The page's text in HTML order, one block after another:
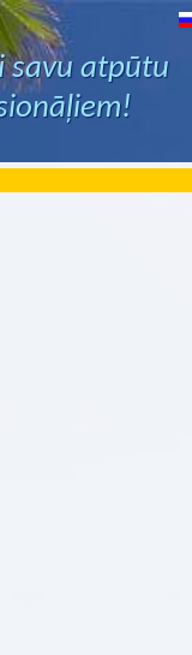
savu atpūtu